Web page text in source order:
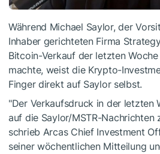
Während Michael Saylor, der
Inhaber gerichteten Firma
Bitcoin-Verkauf der letzten
machte, weist die Krypto-
Finger direkt auf Saylor selbst.
"Der Verkaufsdruck in der letzten
auf die Saylor/MSTR-Nachrichten
schrieb Arcas Chief Investment
seiner wöchentlichen Mitteilung